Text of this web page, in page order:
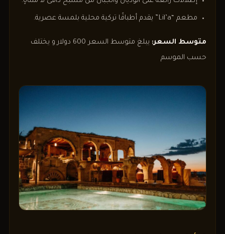
مطعم “Lil’a” يقدم أطباقًا تركية محلية بلمسة عصرية.
متوسط السعر:
يبلغ متوسط السعر 600 دولار و يختلف
حسب الموسم